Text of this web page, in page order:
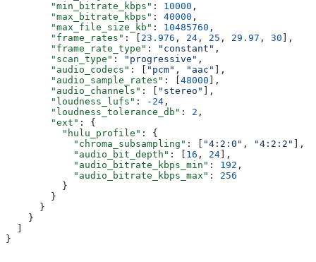
        "min_bitrate_kbps"
: 10000 ,
        "max_bitrate_kbps"
: 40000 ,
        "max_file_size_kb"
: 10485760 ,
        "frame_rates"
: [ 23.976 , 24 , 25 , 29.97 , 30 ],
        "frame_rate_type"
: "constant" ,
        "scan_type"
: "progressive" ,
        "audio_codecs"
: [ "pcm" , "aac" ],
        "audio_sample_rates"
: [48000 ],
        "audio_channels"
: [ "stereo" ],
        "loudness_lufs"
: -24 ,
        "loudness_tolerance_db"
: 2 ,
        "ext"
: {
          "hulu_profile"
: {
            "chroma_subsampling"
: [ "4:2:0" , "4:2:2" ],
            "audio_bit_depth"
: [ 16 , 24],
            "audio_bitrate_kbps_min"
: 192 ,
            "audio_bitrate_kbps_max"
: 256
          }
        }
      }
    }
  ]
}